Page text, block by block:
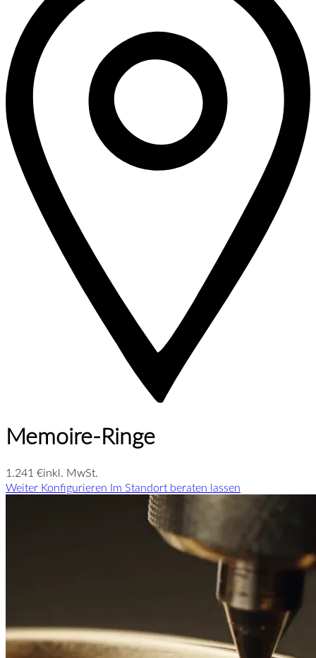
Memoire-Ringe
1.241 €inkl. MwSt.
Weiter Konfigurieren Im Standort beraten lassen